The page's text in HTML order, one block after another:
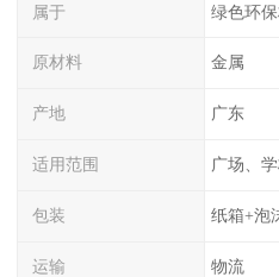
属于 绿色环
原材料 金属
产地 广东
适用范围 广场、
包装 纸箱+泡
运输 物流